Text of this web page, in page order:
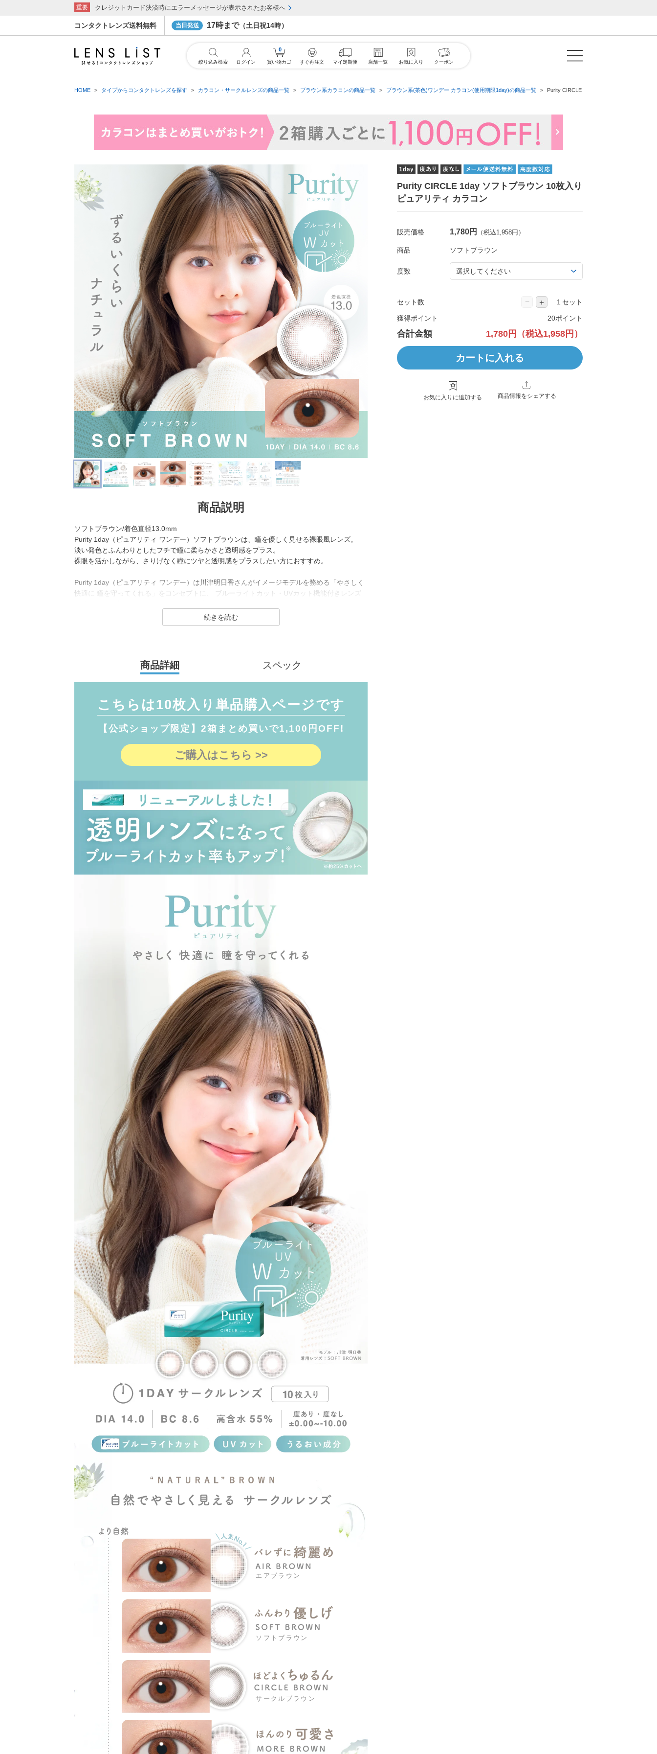
コンタクトレンズ送料無料 当日発送 17時まで（土日祝14時）
重要 クレジットカード決済時にエラーメッセージが表示されたお客様へ
HOME タイプからコンタクトレンズを探す カラコン・サークルレンズの商品一覧 ブラウン系カラコンの商品一覧 ブラウン系(茶色)ワンデー カラコン(使用期限1day)の商品一覧 Purity CIRCLE 1day ソフトブラウン 10枚入
Purity CIRCLE 1day ソフトブラウン 10枚入り
ピュアリティ カラコン
販売価格 1,780円 （税込1,958円）
商品
度数
セット数 − ＋ セット
獲得ポイント 20ポイント
合計金額 1,780円 （税込1,958円）
カートに入れる
お気に入りに追加する 商品情報をシェアする
商品説明
ソフトブラウン/着色直径13.0mm
Purity 1day（ピュアリティ ワンデー）ソフトブラウンは、瞳を優しく見せる裸眼風レンズ。
淡い発色とふんわりとしたフチで瞳に柔らかさと透明感をプラス。
裸眼を活かしながら、さりげなく瞳にツヤと透明感をプラスしたい方におすすめ。
Purity 1day（ピュアリティ ワンデー）は川津明日香さんがイメージモデルを務める「やさしく
快適に 瞳を守ってくれる」をコンセプトに、 ブルーライトカット・UVカット機能付きレンズ
スマホやパソコンで疲れた瞳をケアしてくれるクリアレンズ・サークルレンズを展開し、
さりげなく、ふんわり瞳を印象付けるナチュラルなサークルレンズは普段使いにぴったり。
商品詳細 スペック
こちらは10枚入り単品購入ページです
【公式ショップ限定】2箱まとめ買いで1,100円OFF!
ご購入はこちら >>
エアブラウン
ソフトブラウン
サークルブラウン
絞り込み検索 ログイン
0
買い物カゴ すぐ再注文 マイ定期便 店舗一覧 お気に入り クーポン